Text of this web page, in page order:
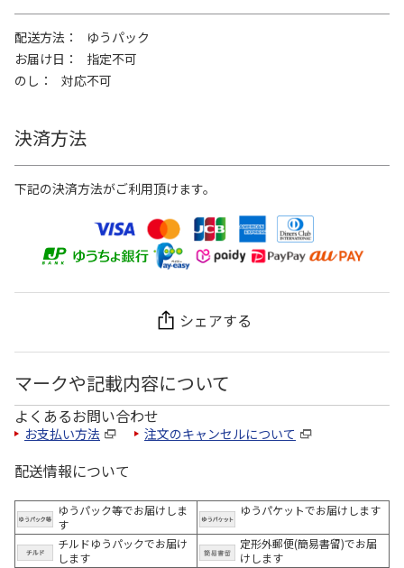
配送方法
ゆうパック
お届け日
指定不可
のし
対応不可
決済方法
下記の決済方法がご利用頂けます。
シェアする
マークや記載内容について
よくあるお問い合わせ
お支払い方法 注文のキャンセルについて
配送情報について
ゆうパック等でお届けしま
す
ゆうパケットでお届けします
チルドゆうパックでお届け
します
定形外郵便(簡易書留)でお届
けします